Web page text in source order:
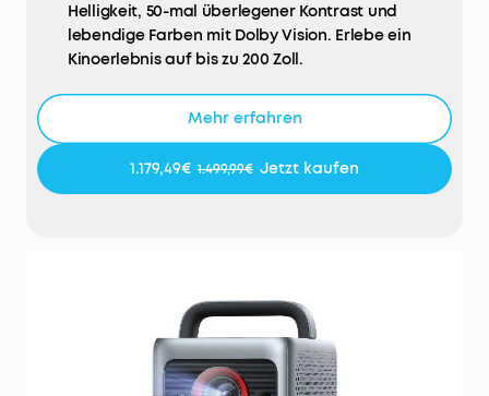
Helligkeit, 50-mal überlegener Kontrast und
lebendige Farben mit Dolby Vision. Erlebe ein
Kinoerlebnis auf bis zu 200 Zoll.
zugeschnittenen Content und streame Netflix in
4K direkt über Google TV – ganz ohne zusätzliche
Dongles.
HybridBeam™-Technologie für High Brightness: Mit
NebulaMaster™ Bild-Engine: Tauche ein in
hyperrealistische Bilder, optimierten Kontrast,
präzise Graustufen und Farben sowie flüssigere
Mehr erfahren
1.179,49€ 1.499,99€ Jetzt kaufen